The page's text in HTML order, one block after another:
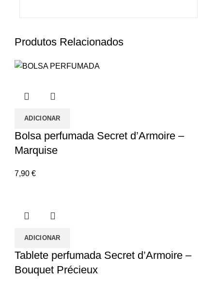
Produtos Relacionados
ADICIONAR
Bolsa perfumada Secret d’Armoire –
Marquise
7,90 €
ADICIONAR
Tablete perfumada Secret d’Armoire –
Bouquet Précieux